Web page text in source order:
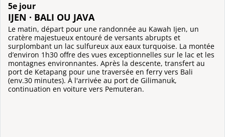
5e jour
IJEN · BALI OU JAVA
Le matin, départ pour une randonnée au Kawah Ijen, un
cratère majestueux entouré de versants abrupts et
surplombant un lac sulfureux aux eaux turquoise. La montée
d’environ 1h30 offre des vues exceptionnelles sur le lac et les
montagnes environnantes. Après la descente, transfert au
port de Ketapang pour une traversée en ferry vers Bali
(env.30 minutes). À l'arrivée au port de Gilimanuk,
continuation en voiture vers Pemuteran.